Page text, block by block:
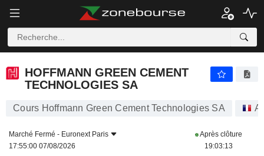
HOFFMANN GREEN CEMENT
TECHNOLOGIES SA
Cours Hoffmann Green Cement Technologies SA
Marché Fermé - Euronext Paris
17:55:00 07/08/2026
Après clôture
19:03:13